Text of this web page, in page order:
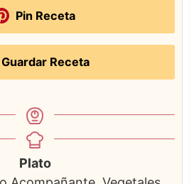
Pin Receta
Guardar Receta
Plato